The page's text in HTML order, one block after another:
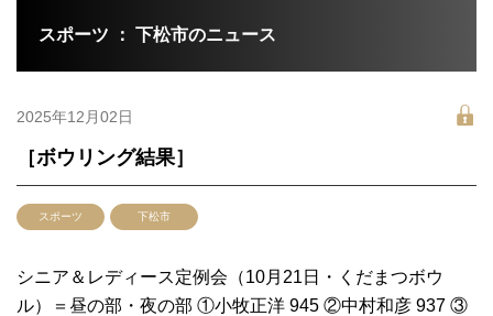
スポーツ ： 下松市のニュース
2025年12月02日
［ボウリング結果］
スポーツ 下松市
シニア＆レディース定例会（10月21日・くだまつボウ
ル）＝昼の部・夜の部 ①小牧正洋 945 ②中村和彦 937 ③